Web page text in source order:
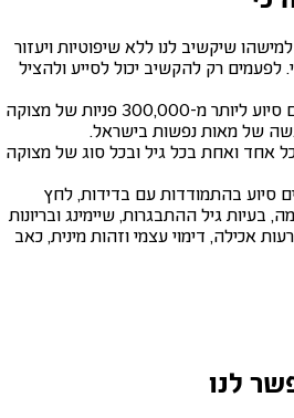
שיקשיב לנו ללא שיפוטיות ויעזור
לפעמים רק להקשיב יכול לסייע ולהציל
בכל שנה מתנדבי ער"ן מעניקים סיוע ליותר מ-300,000 פניות של מצוקה
של מאות נפשות בישראל.
אחד ואחת בכל גיל ובכל סוג של מצוקה
סיוע בהתמודדות עם בדידות, לחץ
בעיות גיל ההתבגרות, שיימינג ובריונות
אכילה, דימוי עצמי וזהות מינית, כאב
לנו